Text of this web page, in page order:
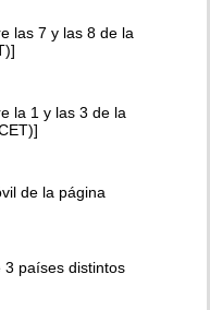
las 7 y las 8 de la
la 1 y las 3 de la
de la página
3 países distintos